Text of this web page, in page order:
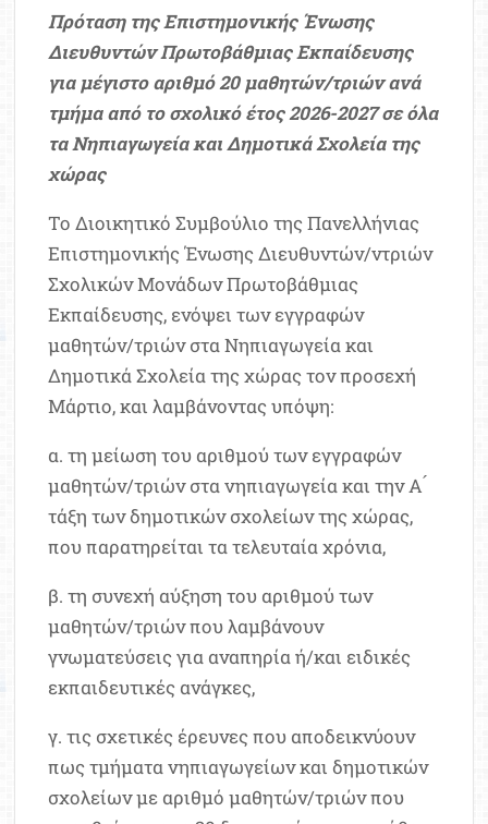
Πρόταση της Επιστημονικής Ένωσης
Διευθυντών Πρωτοβάθμιας Εκπαίδευσης
για μέγιστο αριθμό 20 μαθητών/τριών ανά
τμήμα από το σχολικό έτος 2026-2027 σε όλα
τα Νηπιαγωγεία και Δημοτικά Σχολεία της
χώρας
Το Διοικητικό Συμβούλιο της Πανελλήνιας
Επιστημονικής Ένωσης Διευθυντών/ντριών
Σχολικών Μονάδων Πρωτοβάθμιας
Εκπαίδευσης, ενόψει των εγγραφών
μαθητών/τριών στα Νηπιαγωγεία και
Δημοτικά Σχολεία της χώρας τον προσεχή
Μάρτιο, και λαμβάνοντας υπόψη:
α. τη μείωση του αριθμού των εγγραφών
μαθητών/τριών στα νηπιαγωγεία και την Α ́
τάξη των δημοτικών σχολείων της χώρας,
που παρατηρείται τα τελευταία χρόνια,
β. τη συνεχή αύξηση του αριθμού των
μαθητών/τριών που λαμβάνουν
γνωματεύσεις για αναπηρία ή/και ειδικές
εκπαιδευτικές ανάγκες,
γ. τις σχετικές έρευνες που αποδεικνύουν
πως τμήματα νηπιαγωγείων και δημοτικών
σχολείων με αριθμό μαθητών/τριών που